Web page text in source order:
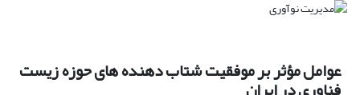
عوامل مؤثر بر موفقیت شتاب دهنده های حوزه زیست